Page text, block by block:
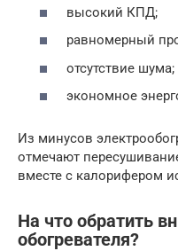
высокий КПД;
равномерный
отсутствие шума;
экономное
Из минусов
отмечают
вместе с калорифером
На что обратить
обогревателя?